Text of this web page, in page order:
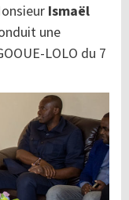
Ismaël
une
LOLO du 7